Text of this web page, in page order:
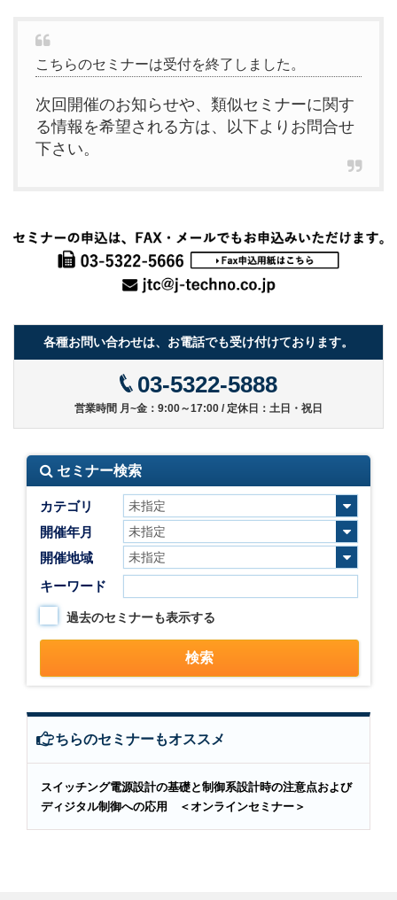
こちらのセミナーは受付を終了しました。
次回開催のお知らせや、類似セミナーに関す
る情報を希望される方は、以下よりお問合せ
下さい。
各種お問い合わせは、お電話でも受け付けております。
03-5322-5888
営業時間 月~金：9:00～17:00 / 定休日：土日・祝日
セミナー検索
カテゴリ
開催年月
開催地域
キーワード
過去のセミナーも表示する
こちらのセミナーもオススメ
スイッチング電源設計の基礎と制御系設計時の注意点および
ディジタル制御への応用 ＜オンラインセミナー＞